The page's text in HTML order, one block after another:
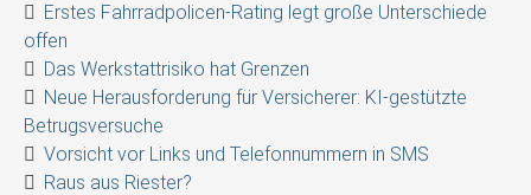
Erstes Fahrradpolicen-Rating legt große Unterschiede
offen
Das Werkstattrisiko hat Grenzen
Neue Herausforderung für Versicherer: KI-gestützte
Betrugsversuche
Vorsicht vor Links und Telefonnummern in SMS
Raus aus Riester?